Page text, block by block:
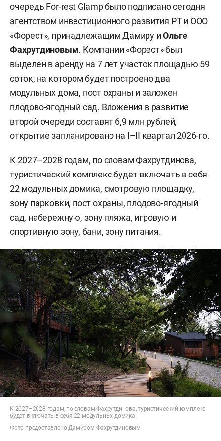
очередь For-rest Glamp было подписано сегодня
агентством инвестиционного развития РТ и ООО
«Форест», принадлежащим Дамиру иОльге
Фахрутдиновым. Компании «Форест» был
выделен в аренду на 7 лет участок площадью 59
соток, на котором будет построено два
модульных дома, пост охраны и заложен
плодово-ягодный сад. Вложения в развитие
второй очереди составят 6,9 млн рублей,
открытие запланировано на I–II квартал 2026-го.
К 2027–2028 годам, по словам Фахрутдинова,
туристический комплекс будет включать в себя
22 модульных домика, смотровую площадку,
зону парковки, пост охраны, плодово-ягодный
сад, набережную, зону пляжа, игровую и
спортивную зону, бани, зону питания.
К 2027–2028 годам, по словам Фахрутдинова, туристический комплекс
будет включать в себя 22 модульных домика
Фото предоставлено Дамиром Фахрутдиновым